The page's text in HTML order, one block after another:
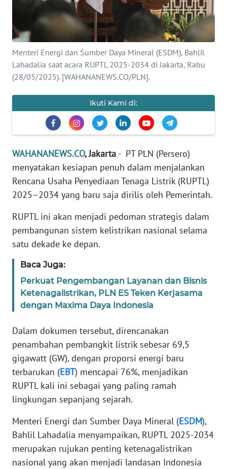
Menteri Energi dan Sumber Daya Mineral (ESDM), Bahlil
Lahadalia saat acara RUPTL 2025-2034 di Jakarta, Rabu
(28/05/2025). [WAHANANEWS.CO/PLN].
Ikuti Kami di:
WAHANANEWS.CO, Jakarta - PT PLN (Persero)
menyatakan kesiapan penuh dalam menjalankan
Rencana Usaha Penyediaan Tenaga Listrik (RUPTL)
2025–2034 yang baru saja dirilis oleh Pemerintah.
RUPTL ini akan menjadi pedoman strategis dalam
pembangunan sistem kelistrikan nasional selama
satu dekade ke depan.
Baca Juga:
Perkuat Pengembangan Layanan dan Bisnis
Ketenagalistrikan, PLN ES Teken Kerjasama
dengan Maxima Daya Indonesia
Dalam dokumen tersebut, direncanakan
penambahan pembangkit listrik sebesar 69,5
gigawatt (GW), dengan proporsi energi baru
terbarukan (EBT) mencapai 76%, menjadikan
RUPTL kali ini sebagai yang paling ramah
lingkungan sepanjang sejarah.
Menteri Energi dan Sumber Daya Mineral (ESDM),
Bahlil Lahadalia menyampaikan, RUPTL 2025-2034
merupakan rujukan penting ketenagalistrikan
nasional yang akan menjadi landasan Indonesia
INTERNASIONAL
SERBA-SERBI
EDITORIAL
Informasi
BERITA
KONTAK
INFO
IKLAN
KAMI
PEDOMAN
MEDIA
SIBER
REDAKSI
KARIR
DISCLAIMER